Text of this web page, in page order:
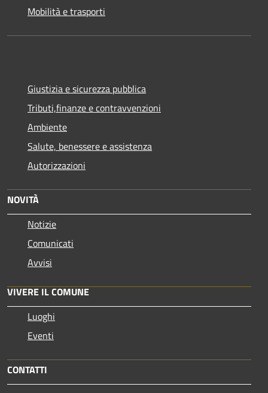
Mobilità e trasporti
Giustizia e sicurezza pubblica
Tributi,finanze e contravvenzioni
Ambiente
Salute, benessere e assistenza
Autorizzazioni
NOVITÀ
Notizie
Comunicati
Avvisi
VIVERE IL COMUNE
Luoghi
Eventi
CONTATTI